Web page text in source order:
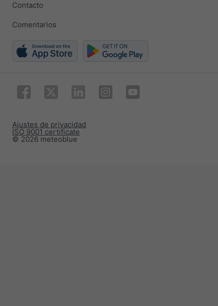
Contacto
Comentarios
© 2026 meteoblue
ISO 9001 certificate
Ajustes de privacidad